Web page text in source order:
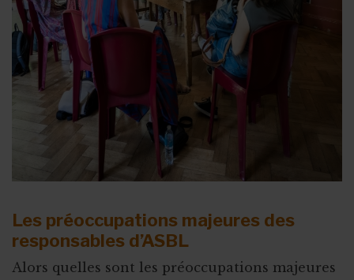
Les préoccupations majeures des
responsables d’ASBL
Alors quelles sont les préoccupations majeures